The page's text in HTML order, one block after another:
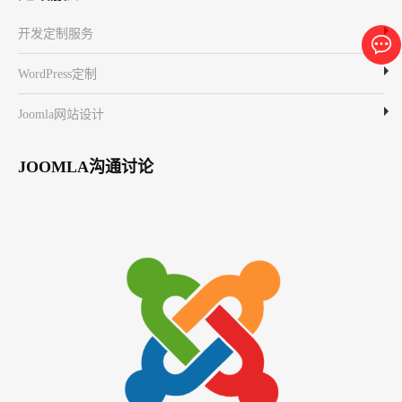
开发定制服务
WordPress定制
Joomla网站设计
JOOMLA沟通讨论